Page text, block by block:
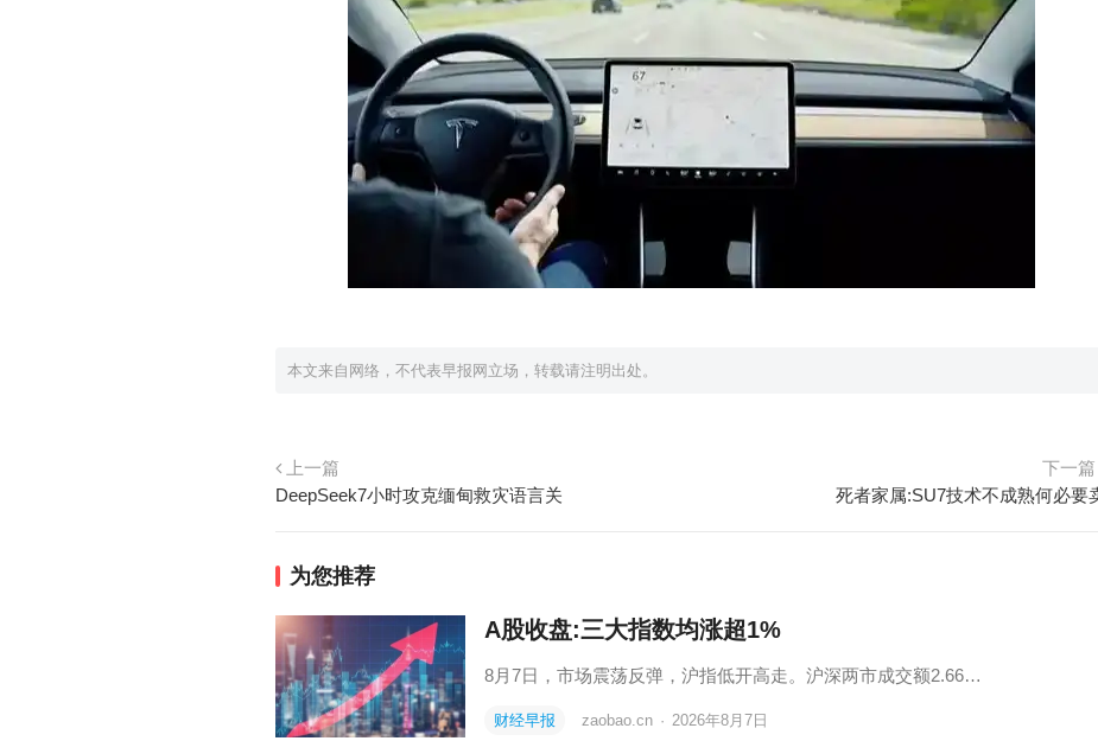
本文来自网络，不代表早报网立场，转载请注明出处。
上一篇
DeepSeek7小时攻克缅甸救灾语言关
下一篇
死者家属:SU7技术不成熟何必要
为您推荐
A股收盘:三大指数均涨超1%
8月7日，市场震荡反弹，沪指低开高走。沪深两市成交额2.66…
财经早报 zaobao.cn · 2026年8月7日